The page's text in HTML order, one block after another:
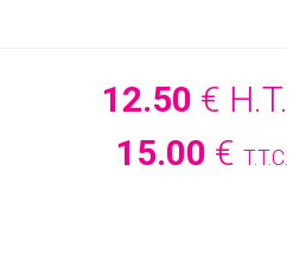
12.50 € H.T.
15.00 € T.T.C.